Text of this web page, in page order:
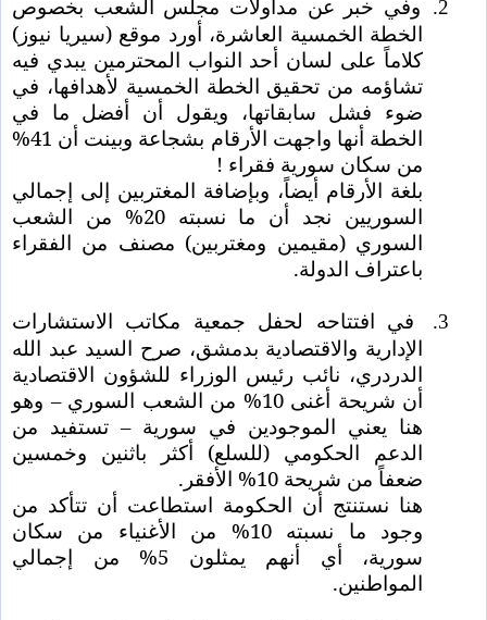
2.
وفي خبر عن مداولات مجلس الشعب بخصوص
الخطة الخمسية العاشرة، أورد موقع (سيريا نيوز)
كلاماً على لسان أحد النواب المحترمين يبدي فيه
تشاؤمه من تحقيق الخطة الخمسية لأهدافها، في
ضوء فشل سابقاتها، ويقول أن أفضل ما في
الخطة أنها واجهت الأرقام بشجاعة وبينت أن 41%
من سكان سورية فقراء !
بلغة الأرقام أيضاً، وبإضافة المغتربين إلى إجمالي
السوريين نجد أن ما نسبته 20% من الشعب
السوري (مقيمين ومغتربين) مصنف من الفقراء
باعتراف الدولة.
3.
في افتتاحه لحفل جمعية مكاتب الاستشارات
الإدارية والاقتصادية بدمشق، صرح السيد عبد الله
الدردري، نائب رئيس الوزراء للشؤون الاقتصادية
أن شريحة أغنى 10% من الشعب السوري – وهو
هنا يعني الموجودين في سورية – تستفيد من
الدعم الحكومي (للسلع) أكثر باثنين وخمسين
ضعفاً من شريحة 10% الأفقر.
هنا نستنتج أن الحكومة استطاعت أن تتأكد من
وجود ما نسبته 10% من الأغنياء من سكان
سورية، أي أنهم يمثلون 5% من إجمالي
المواطنين.